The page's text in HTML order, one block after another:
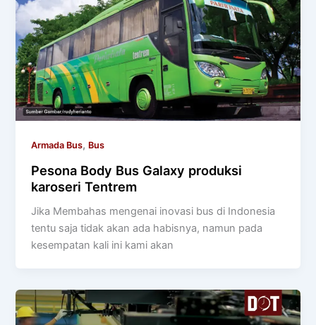
Armada Bus, Bus
Pesona Body Bus Galaxy produksi
karoseri Tentrem
Jika Membahas mengenai inovasi bus di Indonesia
tentu saja tidak akan ada habisnya, namun pada
kesempatan kali ini kami akan